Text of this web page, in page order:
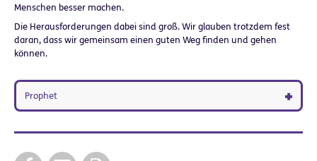
Menschen besser machen.
Die Herausforderungen dabei sind groß. Wir glauben trotzdem fest
daran, dass wir gemeinsam einen guten Weg finden und gehen
können.
Prophet